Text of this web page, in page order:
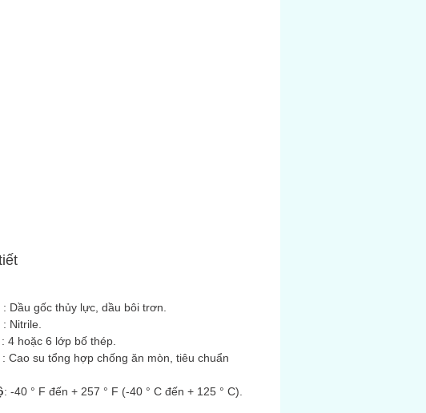
: Dầu gốc thủy lực, dầu bôi trơn.
: Nitrile.
: 4 hoặc 6 lớp bố thép.
: Cao su tổng hợp chống ăn mòn, tiêu chuẩn
: -40 ° F đến + 257 ° F (-40 ° C đến + 125 ° C).